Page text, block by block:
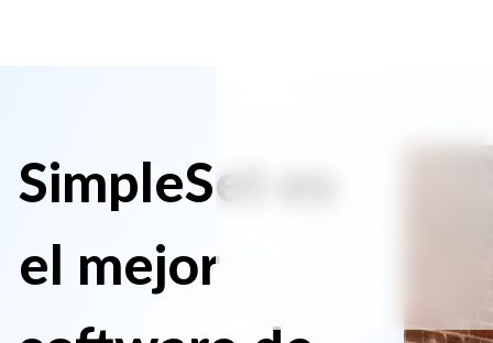
SimpleSet es
el mejor